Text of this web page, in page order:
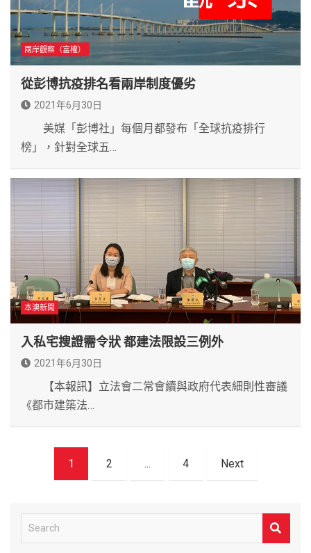
兩岸觀察（富權）
從彭博抗疫排名看兩岸制度優劣
2021年6月30日
美媒「彭博社」每個月都發布「全球抗疫排行
榜」，針對全球五…
本澳新聞
入私宅搜證需令狀 都建法限設三例外
2021年6月30日
【本報訊】立法會二常會續與政府代表細則性審議
《都市建築法…
1 2 ... 4 Next
e